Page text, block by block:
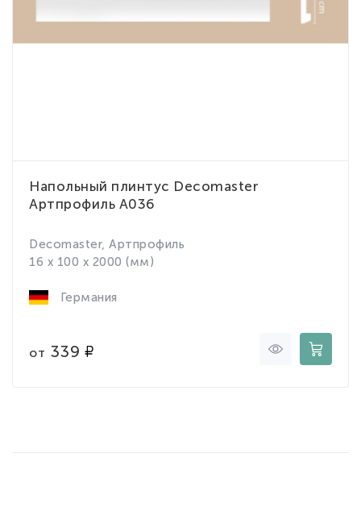
Напольный плинтус Decomaster
Артпрофиль A036
Decomaster, Артпрофиль
16 x 100 x 2000 (мм)
Германия
от 339